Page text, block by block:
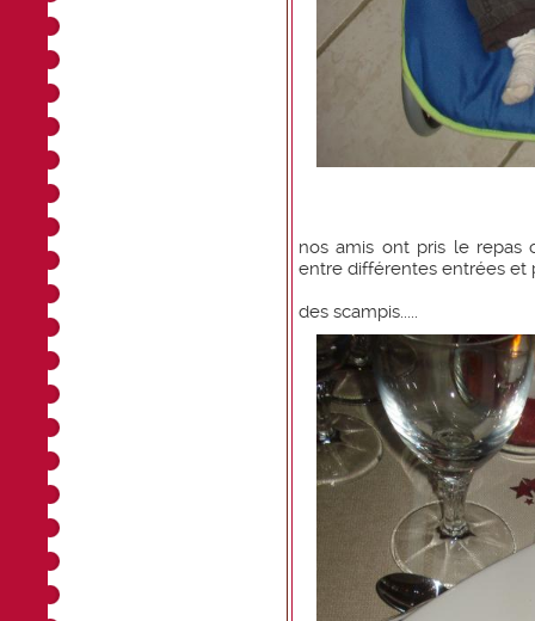
nos amis ont pris le repas
entre différentes entrées et
des scampis.....